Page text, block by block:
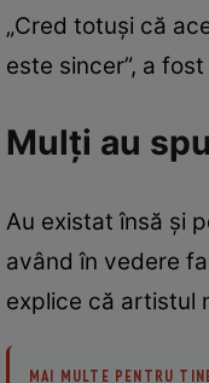
„Cred totuși că
este sincer”, a
Mulți au
Au existat însă și
având în vedere
explice că artistul
MAI MULTE PENTRU